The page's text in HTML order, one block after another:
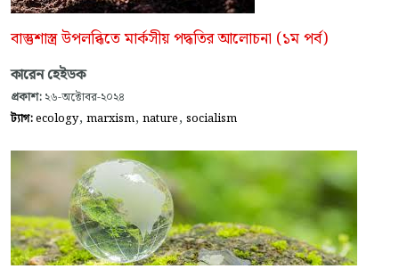
বাস্তুশাস্ত্র উপলব্ধিতে মার্কসীয় পদ্ধতির আলোচনা (১ম পর্ব)
কারেন হেইডক
প্রকাশ: ২৬-অক্টোবর-২০২৪
ট্যাগ:ecology, marxism, nature, socialism